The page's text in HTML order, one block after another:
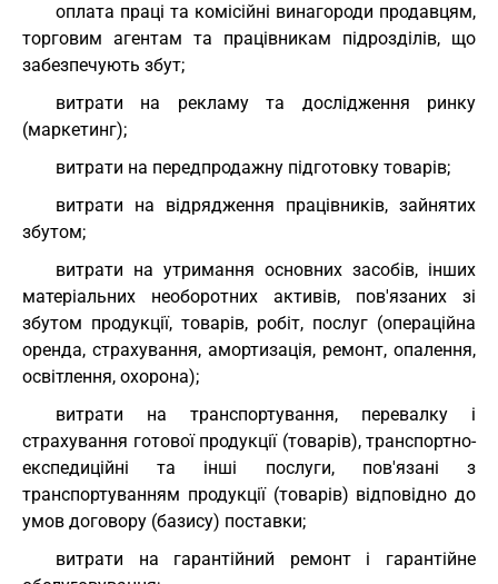
оплата праці та комісійні винагороди продавцям,
торговим агентам та працівникам підрозділів, що
забезпечують збут;
витрати на рекламу та дослідження ринку
(маркетинг);
витрати на передпродажну підготовку товарів;
витрати на відрядження працівників, зайнятих
збутом;
витрати на утримання основних засобів, інших
матеріальних необоротних активів, пов'язаних зі
збутом продукції, товарів, робіт, послуг (операційна
оренда, страхування, амортизація, ремонт, опалення,
освітлення, охорона);
витрати на транспортування, перевалку і
страхування готової продукції (товарів), транспортно-
експедиційні та інші послуги, пов'язані з
транспортуванням продукції (товарів) відповідно до
умов договору (базису) поставки;
витрати на гарантійний ремонт і гарантійне